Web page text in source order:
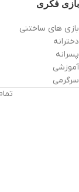
بازی فکری
بازی های ساختنی
دخترانه
پسرانه
آموزشی
سرگرمی